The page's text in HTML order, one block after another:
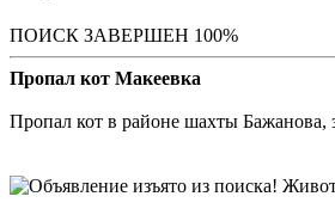
ПОИСК ЗАВЕРШЕН 100%
Пропал кот Макеевка
Пропал кот в районе шахты Бажанова,